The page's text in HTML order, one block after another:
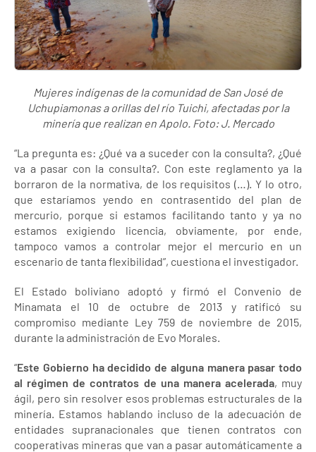
Mujeres indígenas de la comunidad de San José de
Uchupiamonas a orillas del río Tuichi, afectadas por la
minería que realizan en Apolo. Foto: J. Mercado
“La pregunta es: ¿Qué va a suceder con la consulta?, ¿Qué
va a pasar con la consulta?. Con este reglamento ya la
borraron de la normativa, de los requisitos (…). Y lo otro,
que estaríamos yendo en contrasentido del plan de
mercurio, porque si estamos facilitando tanto y ya no
estamos exigiendo licencia, obviamente, por ende,
tampoco vamos a controlar mejor el mercurio en un
escenario de tanta flexibilidad”, cuestiona el investigador.
El Estado boliviano adoptó y firmó el Convenio de
Minamata el 10 de octubre de 2013 y ratificó su
compromiso mediante Ley 759 de noviembre de 2015,
durante la administración de Evo Morales.
“Este Gobierno ha decidido de alguna manera pasar todo
al régimen de contratos de una manera acelerada, muy
ágil, pero sin resolver esos problemas estructurales de la
minería. Estamos hablando incluso de la adecuación de
entidades supranacionales que tienen contratos con
cooperativas mineras que van a pasar automáticamente a